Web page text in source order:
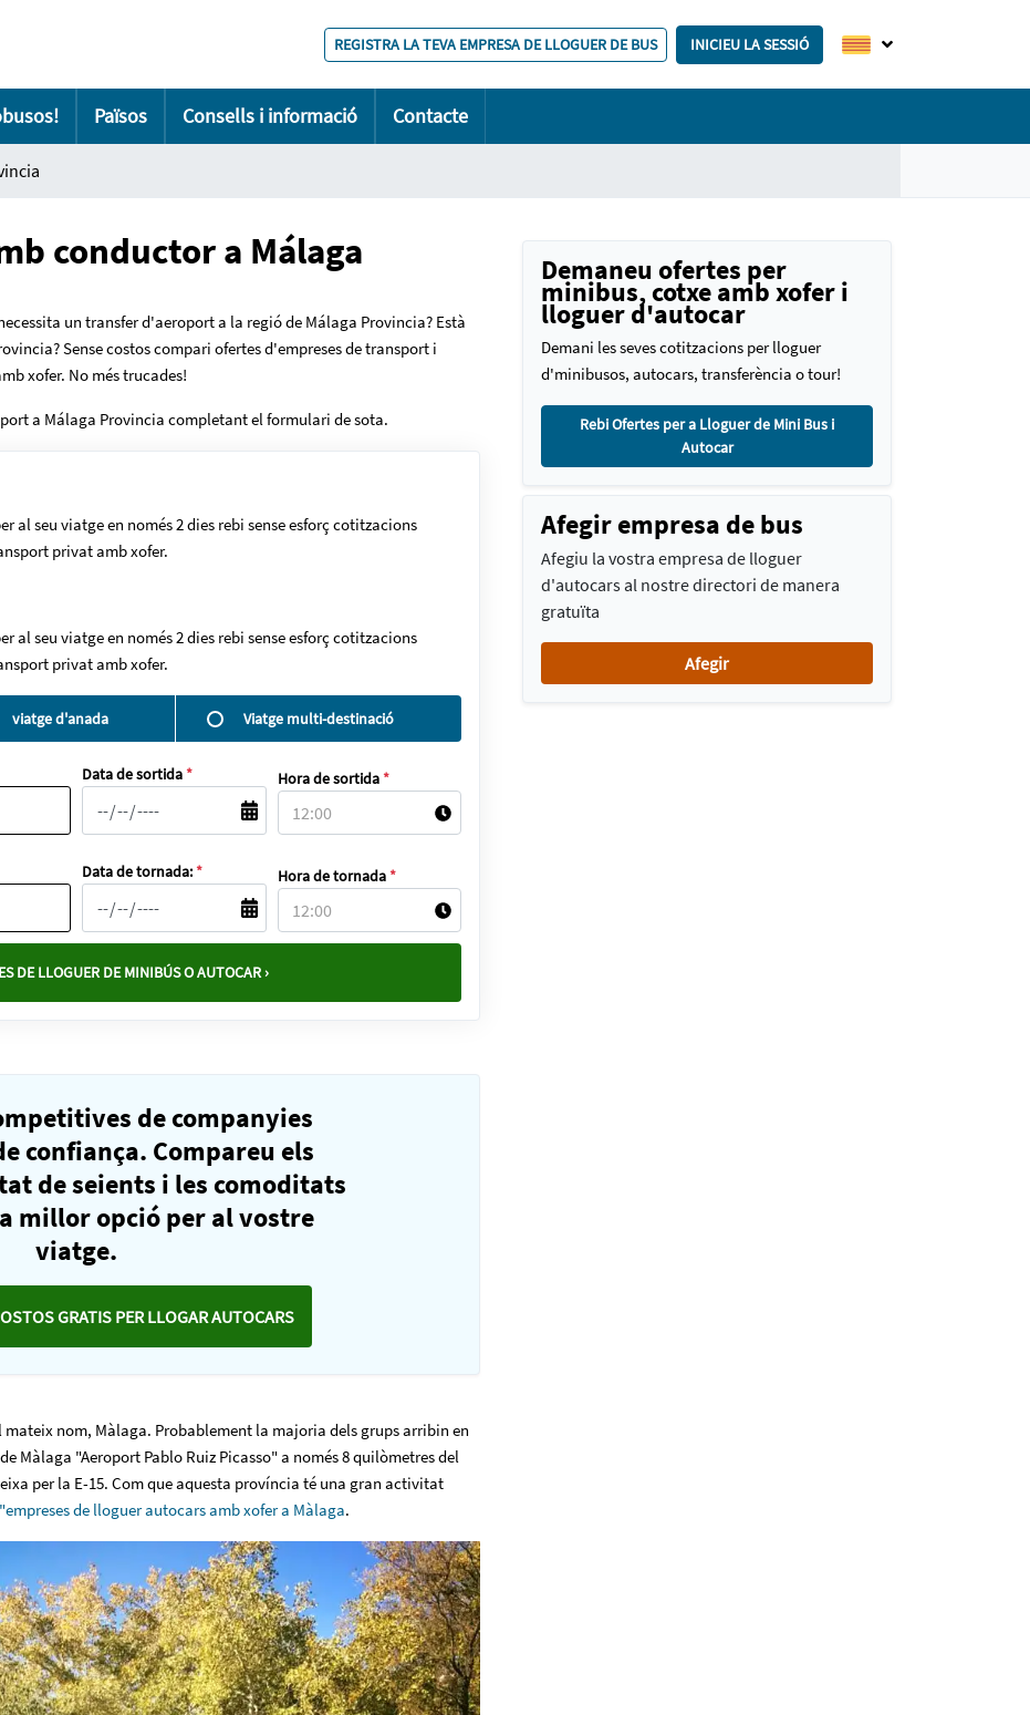
REGISTRA LA TEVA EMPRESA DE LLOGUER DE BUS INICIEU LA SESSIÓ
Països Consells i informació Contacte
conductor a Málaga
un transfer d'aeroport a la regió de Málaga Provincia? Està
Sense costos compari ofertes d'empreses de transport i
xofer. No més trucades!
a Málaga Provincia completant el formulari de sota.
al seu viatge en només 2 dies rebi sense esforç cotitzacions
privat amb xofer.
al seu viatge en només 2 dies rebi sense esforç cotitzacions
privat amb xofer.
viatge d'anada Viatge multi-destinació
Data de sortida * Hora de sortida *
Data de tornada: * Hora de tornada *
DE LLOGUER DE MINIBÚS O AUTOCAR ›
de companyies
confiança. Compareu els
de seients i les comoditats
millor opció per al vostre
viatge.
GRATIS PER LLOGAR AUTOCARS
nom, Màlaga. Probablement la majoria dels grups arribin en
Màlaga "Aeroport Pablo Ruiz Picasso" a només 8 quilòmetres del
per la E-15. Com que aquesta província té una gran activitat
de lloguer autocars amb xofer a Màlaga.
Demaneu ofertes per
minibus, cotxe amb xofer i
lloguer d'autocar
Demani les seves cotitzacions per lloguer
d'minibusos, autocars, transferència o tour!
Rebi Ofertes per a Lloguer de Mini Bus i
Autocar
Afegir empresa de bus
Afegiu la vostra empresa de lloguer
d'autocars al nostre directori de manera
gratuïta
Afegir